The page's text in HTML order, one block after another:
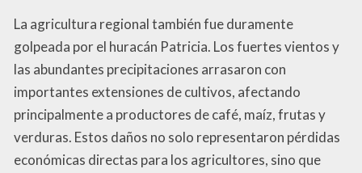
La agricultura regional también fue duramente
golpeada por el huracán Patricia. Los fuertes vientos y
las abundantes precipitaciones arrasaron con
importantes extensiones de cultivos, afectando
principalmente a productores de café, maíz, frutas y
verduras. Estos daños no solo representaron pérdidas
económicas directas para los agricultores, sino que